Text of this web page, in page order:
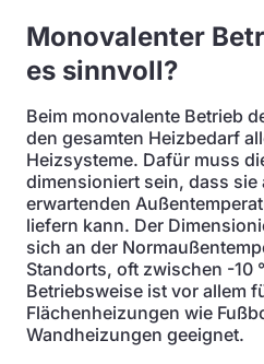
Monovalenter
es sinnvoll?
Beim monovalente Betrieb
den gesamten Heizbedarf
Heizsysteme. Dafür muss
dimensioniert sein, dass
erwartenden
liefern kann. Der
sich an der
Standorts, oft zwischen -10
Betriebsweise ist vor allem
Flächenheizungen wie
Wandheizungen geeignet.